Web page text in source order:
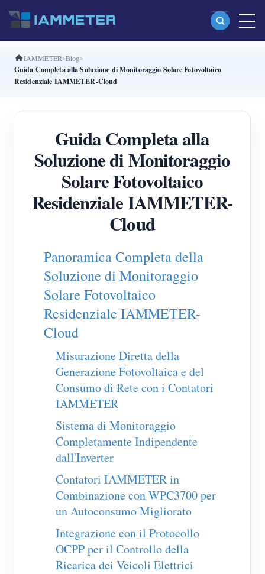
Prodotti
Misuratore di energia Wi-Fi split-phase (WEM2067)
Misuratore di energia Wi-Fi trifase (WEM3080T)
Misuratore di energia Wi-Fi trifase (WEM3046T)
Misuratore di energia Wi-Fi trifase (WEM3050T)
Controller di potenza WiFi
IAMMETER Cloud Pro
Caricatore EV
Simulatore IAMMETER
Misuratore virtuale
Sistema di previsione e simulazione energetica
Applicazioni
Monitor energetico per sistema solare FV
Monitor del consumo elettrico
Sistema di controllo del riscaldatore FV
Domotica
Monitoraggio energetico della fabbrica
Negozio
Risorse
Guida rapida del prodotto
Documentazione
Video tutorial
FAQ
Blog
Community
Programma contributori
Centro contributori
Attività IAMMETER
Forum
App Store
Soluzioni
Contatto
Chi siamo
IAMMETER Blog
Guida Completa alla Soluzione di Monitoraggio Solare Fotovoltaico
Residenziale IAMMETER-Cloud
Guida Completa alla
Soluzione di Monitoraggio
Solare Fotovoltaico
Residenziale IAMMETER-
Cloud
Panoramica Completa della
Soluzione di Monitoraggio
Solare Fotovoltaico
Residenziale IAMMETER-
Cloud
Misurazione Diretta della
Generazione Fotovoltaica e del
Consumo di Rete con i Contatori
IAMMETER
Sistema di Monitoraggio
Completamente Indipendente
dall'Inverter
Contatori IAMMETER in
Combinazione con WPC3700 per
un Autoconsumo Migliorato
Integrazione con il Protocollo
OCPP per il Controllo della
Ricarica dei Veicoli Elettrici